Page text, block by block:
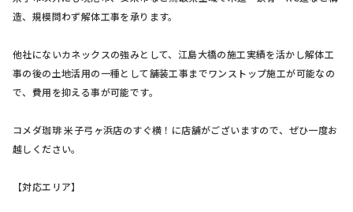
造、規模問わず解体工事を承ります。
他社にないカネックスの強みとして、江島大橋の施工実績を活かし解体工
事の後の土地活用の一種として舗装工事までワンストップ施工が可能なの
で、費用を抑える事が可能です。
コメダ珈琲 米子弓ヶ浜店のすぐ横！に店舗がございますので、ぜひ一度お
越しください。
【対応エリア】